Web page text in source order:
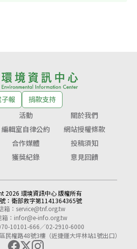
報
捐款支持
活動
關於我們
編輯室自律公約
網站授權條款
合作媒體
投稿須知
獲獎紀錄 意見回饋
2026 環境資訊中心 版權所有
： 衛部救字第1141364365號
箱： service@tnf.org.tw
： infor@e-info.org.tw
10101-666／02-2910-6000
民權路48號3樓（近捷運大坪林站1號出口）